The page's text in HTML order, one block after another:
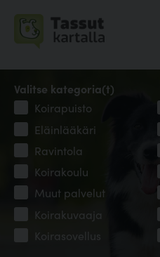
Valitse kategoria(t)
Koirapuisto
Eläinlääkäri
Ravintola
Koirakoulu
Muut palvelut
Koirakuvaaja
Koirasovellus